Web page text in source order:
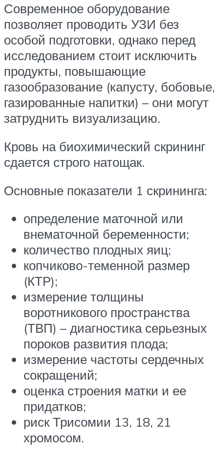
Современное оборудование
позволяет проводить УЗИ без
особой подготовки, однако перед
исследованием стоит исключить
продукты, повышающие
газообразование (капусту, бобовые,
газированные напитки) – они могут
затруднить визуализацию.
Кровь на биохимический скрининг
сдается строго натощак.
Основные показатели 1 скрининга:
определение маточной или
внематочной беременности;
количество плодных яиц;
копчиково-теменной размер
(КТР);
измерение толщины
воротникового пространства
(ТВП) – диагностика серьезных
пороков развития плода;
измерение частоты сердечных
сокращений;
оценка строения матки и ее
придатков;
риск Трисомии 13, 18, 21
хромосом.